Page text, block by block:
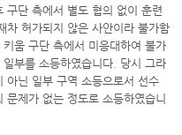
구단 측에서 별도 협의 없이 훈련
차 허가되지 않은 사안이라 불가함
움 구단 측에서 미응대하여 불가
부를 소등하였습니다. 당시 그라
아닌 일부 구역 소등으로서 선수
문제가 없는 정도로 소등하였습니